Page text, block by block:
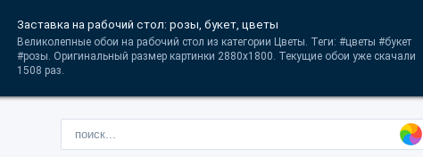
Заставка на рабочий стол: розы, букет, цветы
Великолепные обои на рабочий стол из категории Цветы. Теги: #цветы #букет
#розы. Оригинальный размер картинки 2880x1800. Текущие обои уже скачали
1508 раз.